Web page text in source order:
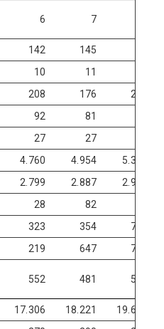
6 7
142 145
10 11
208 176
280
92 81
27 27
4.760 4.954
5.353
2.799 2.887
2.974
28 82
323 354
716
219 647
701
552 481 589
17.306 18.221
19.685